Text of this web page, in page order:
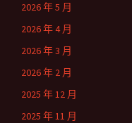
2026 年 5 月
2026 年 4 月
2026 年 3 月
2026 年 2 月
2025 年 12 月
2025 年 11 月